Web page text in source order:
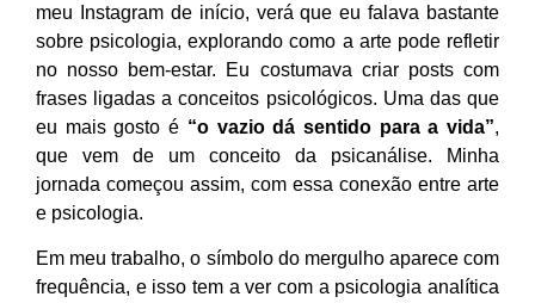
meu Instagram de início, verá que eu falava bastante
sobre psicologia, explorando como a arte pode refletir
no nosso bem-estar. Eu costumava criar posts com
frases ligadas a conceitos psicológicos. Uma das que
eu mais gosto é “o vazio dá sentido para a vida”,
que vem de um conceito da psicanálise. Minha
jornada começou assim, com essa conexão entre arte
e psicologia.
Em meu trabalho, o símbolo do mergulho aparece com
frequência, e isso tem a ver com a psicologia analítica